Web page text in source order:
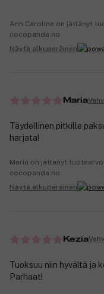
Ann Caroline on jättänyt
cocopanda.no
Näytä alkuperäinen
Maria
Täydellinen pitkille
harjata!
Maria on jättänyt
cocopanda.no
Näytä alkuperäinen
Kezia
Tuoksuu niin hyvältä ja
Parhaat!